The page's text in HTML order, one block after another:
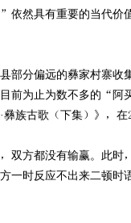
然具有重要的当代价
部分偏远的彝家村寨
前为止为数不多的“
族古歌（下集）》，
方都没有输赢。此时
一时反应不出来二顿时